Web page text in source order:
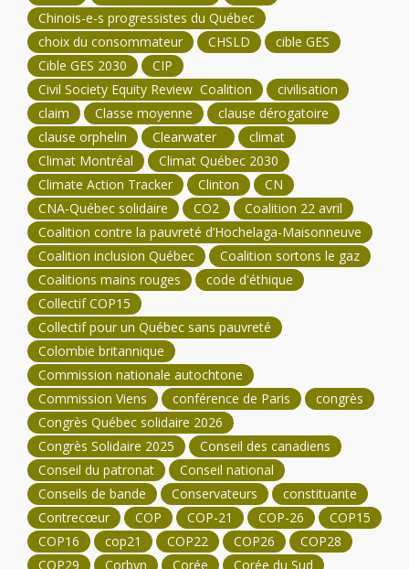
Chinois-e-s progressistes du Québec
choix du consommateur
CHSLD
cible GES
Cible GES 2030
CIP
Civil Society Equity Review Coalition
civilisation
claim
Classe moyenne
clause dérogatoire
clause orphelin
Clearwater
climat
Climat Montréal
Climat Québec 2030
Climate Action Tracker
Clinton
CN
CNA-Québec solidaire
CO2
Coalition 22 avril
Coalition contre la pauvreté d’Hochelaga-Maisonneuve
Coalition inclusion Québec
Coalition sortons le gaz
Coalitions mains rouges
code d'éthique
Collectif COP15
Collectif pour un Québec sans pauvreté
Colombie britannique
Commission nationale autochtone
Commission Viens
conférence de Paris
congrès
Congrès Québec solidaire 2026
Congrès Solidaire 2025
Conseil des canadiens
Conseil du patronat
Conseil national
Conseils de bande
Conservateurs
constituante
Contrecœur
COP COP-21 COP-26
COP15
COP16
cop21 COP22 COP26
COP28
COP29
Corbyn Corée
Corée du Sud